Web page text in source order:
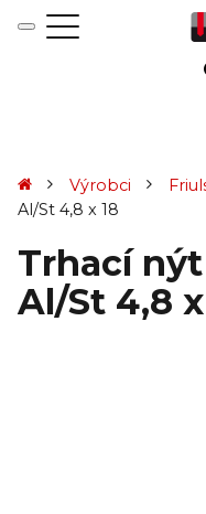
Výrobci
Al/St 4,8 x 18
Trhací
Al/St 4,8 x